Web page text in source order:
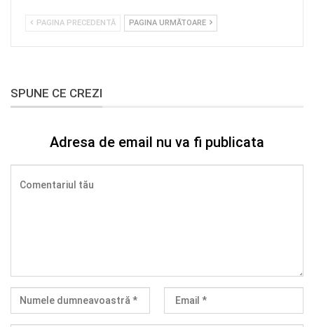
PAGINA PRECEDENTĂ PAGINA URMĂTOARE
SPUNE CE CREZI
Adresa de email nu va fi publicata